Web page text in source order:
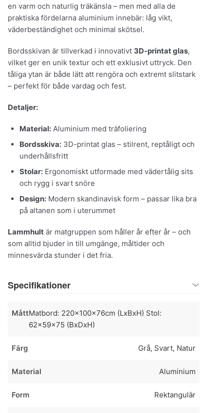
en varm och naturlig träkänsla – men med alla de
praktiska fördelarna aluminium innebär: låg vikt,
väderbeständighet och minimal skötsel.
Bordsskivan är tillverkad i innovativt 3D-printat glas,
vilket ger en unik textur och ett exklusivt uttryck. Den
tåliga ytan är både lätt att rengöra och extremt slitstark
– perfekt för både vardag och fest.
Detaljer:
Material: Aluminium med träfoliering
Bordsskiva: 3D-printat glas – stilrent, reptåligt och
underhållsfritt
Stolar: Ergonomiskt utformade med vädertålig sits
och rygg i svart snöre
Design: Modern skandinavisk form – passar lika bra
på altanen som i uterummet
Lammhult är matgruppen som håller år efter år – och
som alltid bjuder in till umgänge, måltider och
minnesvärda stunder i det fria.
Specifikationer
MåttMatbord: 220x100x76cm (LxBxH) Stol:
62x59x75 (BxDxH)
Färg Grå, Svart, Natur
Material Aluminium
Form Rektangulär